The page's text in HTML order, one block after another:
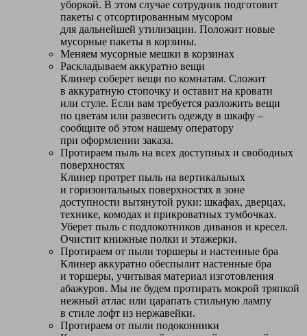
уборкой. В этом случае сотрудник подготовит
пакеты с отсортированным мусором
для дальнейшей утилизации. Положит новые
мусорные пакеты в корзины.
Меняем мусорные мешки в корзинах
Раскладываем аккуратно вещи
Клинер соберет вещи по комнатам. Сложит
в аккуратную стопочку и оставит на кровати
или стуле. Если вам требуется разложить вещи
по цветам или развесить одежду в шкафу –
сообщите об этом нашему оператору
при оформлении заказа.
Протираем пыль на всех доступных и свободных
поверхностях
Клинер протрет пыль на вертикальных
и горизонтальных поверхностях в зоне
доступности вытянутой руки: шкафах, дверцах,
технике, комодах и прикроватных тумбочках.
Уберет пыль с подлокотников диванов и кресел.
Очистит книжные полки и этажерки.
Протираем от пыли торшеры и настенные бра
Клинер аккуратно обеспылит настенные бра
и торшеры, учитывая материал изготовления
абажуров. Мы не будем протирать мокрой тряпкой
нежный атлас или царапать стильную лампу
в стиле лофт из нержавейки.
Протираем от пыли подоконники